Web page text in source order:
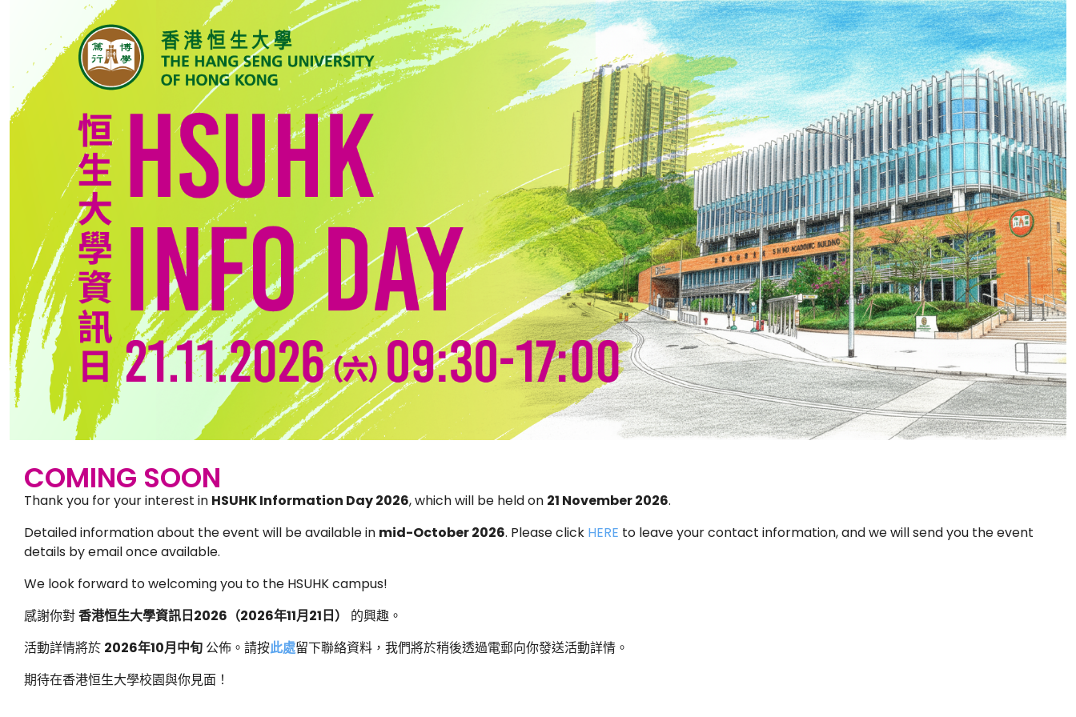
COMING SOON
Thank you for your interest in HSUHK Information Day 2026, which will be held on 21 November 2026.
Detailed information about the event will be available in mid-October 2026. Please click HERE to leave your contact information, and we will send you the event
details by email once available.
We look forward to welcoming you to the HSUHK campus!
感謝你對香港恒生大學資訊日2026 （2026年11月21日）
的興趣。
活動詳情將於 2026年10月中旬 公佈。請按此處留下聯絡資料，我們將於稍後透過電郵向你發送活動詳情。
期待在香港恒生大學校園與你見面！